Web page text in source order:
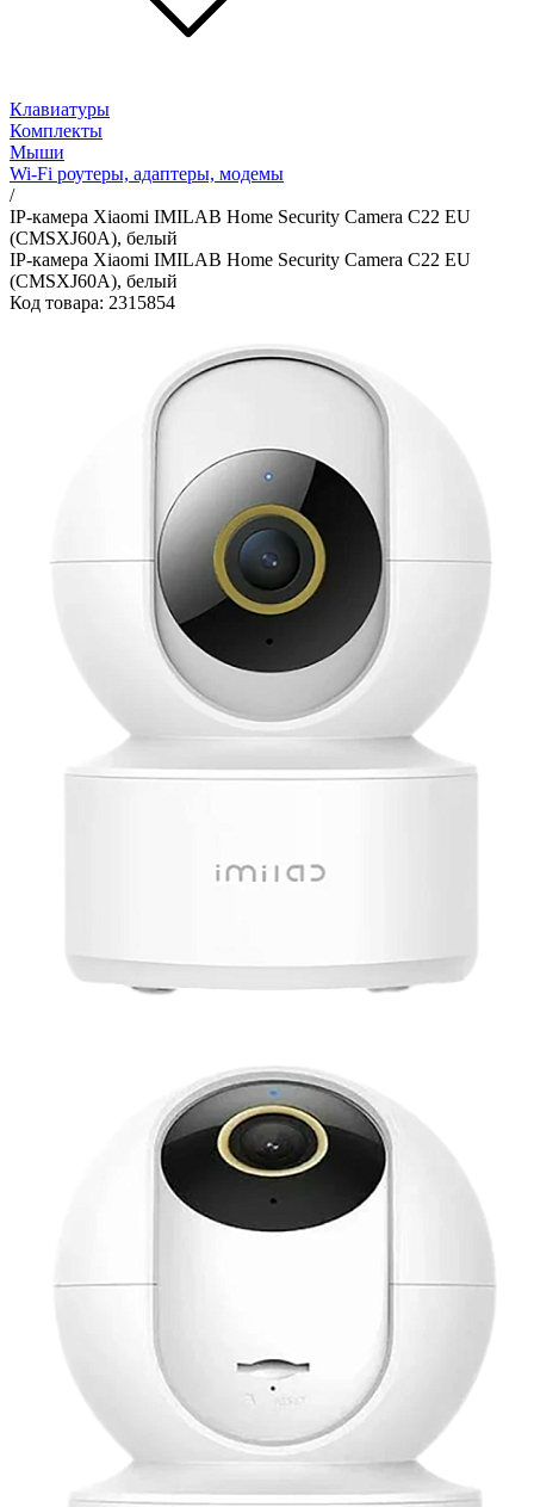
Клавиатуры
Комплекты
Мыши
Wi-Fi роутеры, адаптеры, модемы
/
IP-камера Xiaomi IMILAB Home Security Camera С22 EU
(CMSXJ60A), белый
IP-камера Xiaomi IMILAB Home Security Camera С22 EU
(CMSXJ60A), белый
Код товара: 2315854